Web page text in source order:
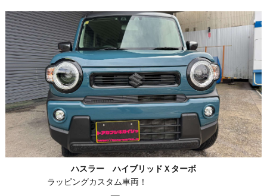
ハスラー ハイブリッドＸターボ
ラッピングカスタム車両！